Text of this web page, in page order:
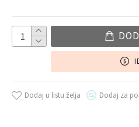
Dodaj u listu želja Dodaj za